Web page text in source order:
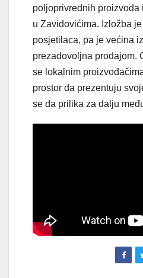
poljoprivrednih proizvoda
u Zavidovićima. Izložba
posjetilaca, pa je većina
prezadovoljna prodajom.
se lokalnim
prostor da prezentuju
se da prilika za dalju